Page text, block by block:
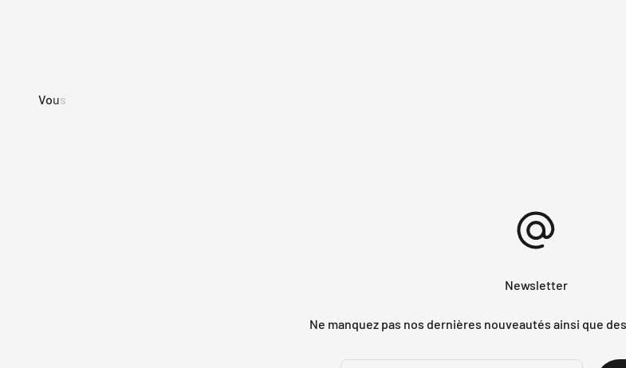
Newsletter
Ne manquez pas nos dernières nouveautés ainsi que